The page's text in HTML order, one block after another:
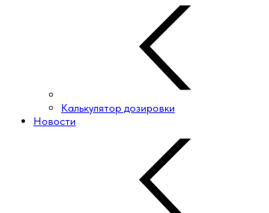
Калькулятор дозировки
Новости